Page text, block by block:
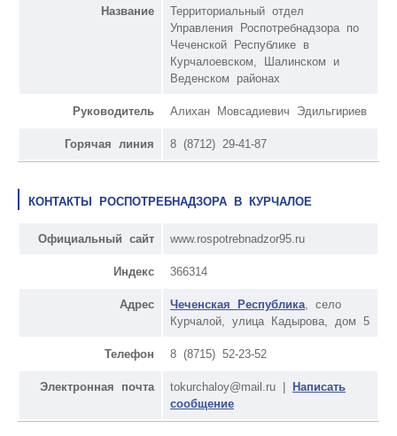
Название
Территориальный отдел
Управления Роспотребнадзора по
Чеченской Республике в
Курчалоевском, Шалинском и
Веденском районах
Руководитель Алихан Мовсадиевич Эдильгириев
Горячая линия 8 (8712) 29-41-87
КОНТАКТЫ РОСПОТРЕБНАДЗОРА В КУРЧАЛОЕ
Официальный сайт www.rospotrebnadzor95.ru
Индекс 366314
Адрес Чеченская Республика , село
Курчалой, улица Кадырова, дом 5
Телефон 8 (8715) 52-23-52
Электронная почта tokurchaloy@mail.ru |
Написать
сообщение